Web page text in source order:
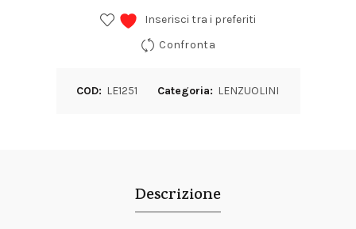
Inserisci tra i preferiti
Confronta
COD: LE1251 Categoria: LENZUOLINI
Descrizione